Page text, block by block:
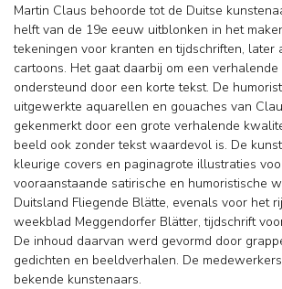
Martin Claus behoorde tot de Duitse
helft van de 19e eeuw uitblonken in het
tekeningen voor kranten en tijdschriften, later
cartoons. Het gaat daarbij om een
ondersteund door een korte tekst. De
uitgewerkte aquarellen en gouaches van
gekenmerkt door een grote verhalende
beeld ook zonder tekst waardevol is. De
kleurige covers en paginagrote illustraties
vooraanstaande satirische en humoristische
Duitsland Fliegende Blätte, evenals voor het
weekblad Meggendorfer Blätter, tijdschrift
De inhoud daarvan werd gevormd door
gedichten en beeldverhalen. De
bekende kunstenaars.